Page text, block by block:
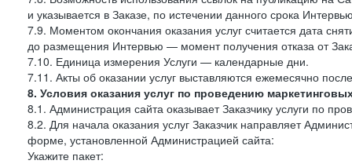
и указывается в Заказе, по истечении данного срока
7.9. Моментом окончания оказания услуг считается дата
до размещения Интервью — момент получения отказа от
7.10. Единица измерения Услуги — календарные дни.
7.11. Акты об оказании услуг выставляются ежемесячно
8. Условия оказания услуг по проведению
8.1. Администрация сайта оказывает Заказчику услуги по
8.2. Для начала оказания услуг Заказчик направляет
форме, установленной Администрацией сайта:
Укажите пакет: